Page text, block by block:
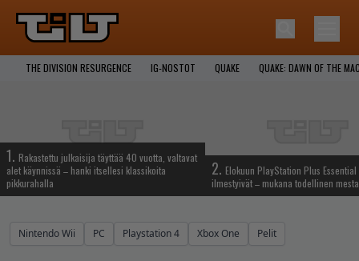
THE DIVISION RESURGENCE IG-NOSTOT QUAKE QUAKE: DAWN OF THE
1. Rakastettu julkaisija täyttää 40 vuotta, valtavat
alet käynnissä – hanki itsellesi klassikoita
pikkurahalla
2. Elokuun PlayStation Plus
ilmestyivät – mukana todellinen
Nintendo Wii PC Playstation 4 Xbox One Pelit